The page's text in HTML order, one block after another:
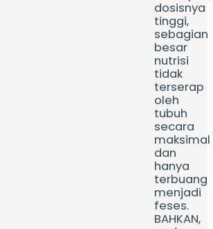
dosisnya
tinggi,
sebagian
besar
nutrisi
tidak
terserap
oleh
tubuh
secara
maksimal
dan
hanya
terbuang
menjadi
feses.
BAHKAN,